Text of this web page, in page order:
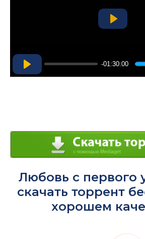
Play
-01:30:00
Любовь с первого
скачать торрент
хорошем